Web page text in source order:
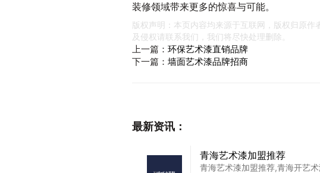
装修领域带来更多的惊喜与可能。
版权声明：本页内容均来源于互联网，版权归原作
及侵权请联系我们，我们将尽快处理删除。
上一篇： 环保艺术漆直销品牌
下一篇： 墙面艺术漆品牌招商
最新资讯：
青海艺术漆加盟推荐
青海艺术漆加盟推荐,青海开艺